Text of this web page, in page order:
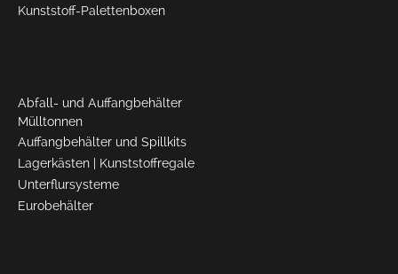
Kunststoff-Palettenboxen
Abfall- und Auffangbehälter
Mülltonnen
Auffangbehälter und Spillkits
Lagerkästen
Kunststoffregale
Unterflursysteme
Eurobehälter